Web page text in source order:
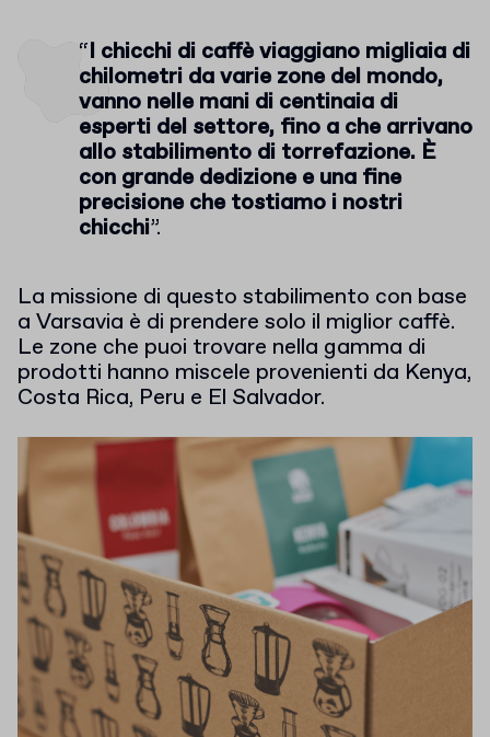
“I chicchi di caffè viaggiano migliaia di
chilometri da varie zone del mondo,
vanno nelle mani di centinaia di
esperti del settore, fino a che arrivano
allo stabilimento di torrefazione. È
con grande dedizione e una fine
precisione che tostiamo i nostri
chicchi”.
La missione di questo stabilimento con base
a Varsavia è di prendere solo il miglior caffè.
Le zone che puoi trovare nella gamma di
prodotti hanno miscele provenienti da Kenya,
Costa Rica, Peru e El Salvador.